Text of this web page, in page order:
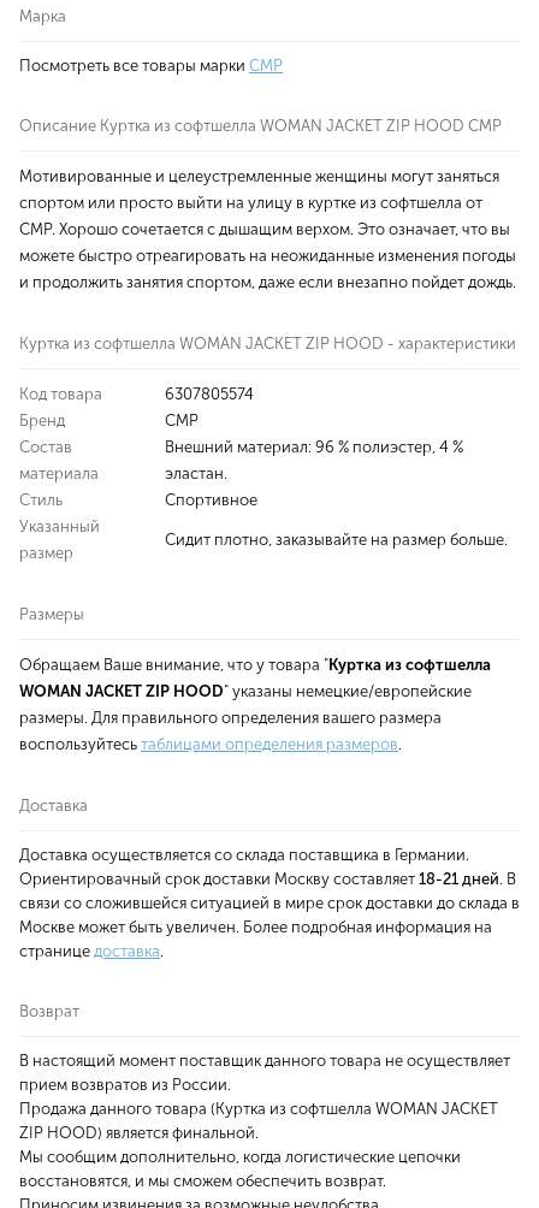
Марка
Посмотреть все товары марки CMP
Описание Куртка из софтшелла WOMAN JACKET ZIP HOOD CMP
Мотивированные и целеустремленные женщины могут заняться
спортом или просто выйти на улицу в куртке из софтшелла от
CMP. Хорошо сочетается с дышащим верхом. Это означает, что вы
можете быстро отреагировать на неожиданные изменения погоды
и продолжить занятия спортом, даже если внезапно пойдет дождь.
Куртка из софтшелла WOMAN JACKET ZIP HOOD - характеристики
Код товара
6307805574
Бренд
CMP
Состав
материала
Внешний материал: 96 % полиэстер, 4 %
эластан.
Стиль
Спортивное
Указанный
размер
Сидит плотно, заказывайте на размер больше.
Размеры
Обращаем Ваше внимание, что у товара "Куртка из софтшелла
WOMAN JACKET ZIP HOOD" указаны немецкие/европейские
размеры. Для правильного определения вашего размера
воспользуйтесь таблицами определения размеров.
Доставка
Доставка осуществляется со склада поставщика в Германии.
Ориентировачный срок доставки Москву составляет 18-21 дней. В
связи со сложившейся ситуацией в мире срок доставки до склада в
Москве может быть увеличен. Более подробная информация на
странице доставка.
Возврат
В настоящий момент поставщик данного товара не осуществляет
прием возвратов из России.
Продажа данного товара (Куртка из софтшелла WOMAN JACKET
ZIP HOOD) является финальной.
Мы сообщим дополнительно, когда логистические цепочки
восстановятся, и мы сможем обеспечить возврат.